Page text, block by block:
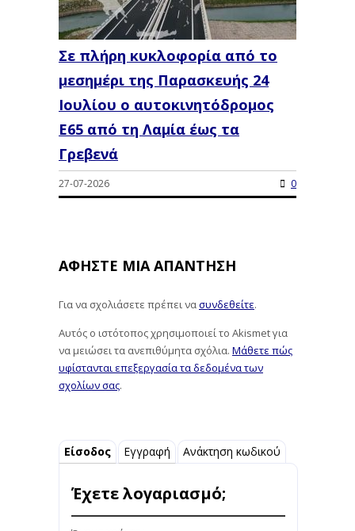
Σε πλήρη κυκλοφορία από το
μεσημέρι της Παρασκευής 24
Ιουλίου ο αυτοκινητόδρομος
Ε65 από τη Λαμία έως τα
Γρεβενά
27-07-2026 0
ΑΦΉΣΤΕ ΜΙΑ ΑΠΆΝΤΗΣΗ
Για να σχολιάσετε πρέπει νασυνδεθείτε.
Αυτός ο ιστότοπος χρησιμοποιεί το Akismet για
να μειώσει τα ανεπιθύμητα σχόλια. Μάθετε πώς
υφίστανται επεξεργασία τα δεδομένα των
σχολίων σας.
Είσοδος Εγγραφή Ανάκτηση κωδικού
Έχετε λογαριασμό;